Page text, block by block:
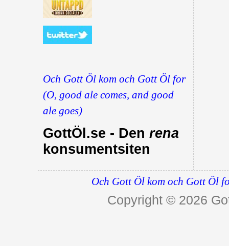
Och Gott Öl kom och Gott Öl for
(O, good ale comes, and good
ale goes)
GottÖl.se - Den rena
konsumentsiten
Och Gott Öl kom och Gott Öl
Copyright © 2026